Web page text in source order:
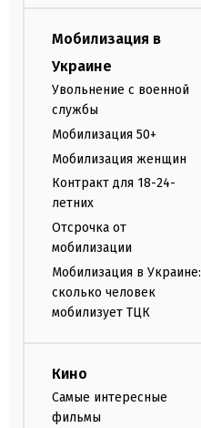
Мобилизация в
Украине
Увольнение с военной
службы
Мобилизация 50+
Мобилизация женщин
Контракт для 18-24-
летних
Отсрочка от
мобилизации
Мобилизация в Украине:
сколько человек
мобилизует ТЦК
Кино
Самые интересные
фильмы